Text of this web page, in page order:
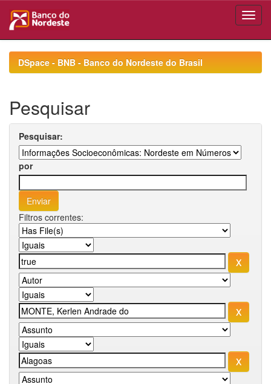
navigationDSpace - BNB - Banco do Nordeste do Brasil
Pesquisar
Pesquisar:
por
Filtros correntes: